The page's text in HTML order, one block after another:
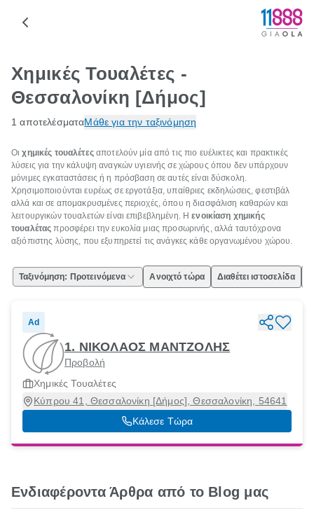
Χημικές Τουαλέτες -
Θεσσαλονίκη [Δήμος]
1 αποτελέσματαΜάθε για την ταξινόμηση
Οιχημικές τουαλέτεςαποτελούν μία από τις πιο ευέλικτες και πρακτικές
λύσεις για την κάλυψη αναγκών υγιεινής σε χώρους όπου δεν υπάρχουν
μόνιμες εγκαταστάσεις ή η πρόσβαση σε αυτές είναι δύσκολη.
Χρησιμοποιούνται ευρέως σε εργοτάξια, υπαίθριες εκδηλώσεις, φεστιβάλ
αλλά και σε απομακρυσμένες περιοχές, όπου η διασφάλιση καθαρών και
λειτουργικών τουαλετών είναι επιβεβλημένη. Ηενοικίαση χημικής
τουαλέτας προσφέρει την ευκολία μιας προσωρινής, αλλά ταυτόχρονα
αξιόπιστης λύσης, που εξυπηρετεί τις ανάγκες κάθε οργανωμένου χώρου.
Ταξινόμηση: Προτεινόμενα Ανοιχτό τώρα Διαθέτει ιστοσελίδα
Ad
1. ΝΙΚΟΛΑΟΣ ΜΑΝΤΖΟΛΗΣ
Προβολή
Χημικές Τουαλέτες
Κύπρου 41, Θεσσαλονίκη [Δήμος], Θεσσαλονίκη, 54641
Κάλεσε Τώρα
Ενδιαφέροντα Άρθρα από το Blog μας